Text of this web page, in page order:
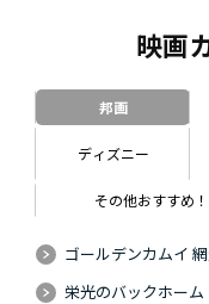
映画
邦画
ディズニー
その他おすすめ！
ゴールデンカムイ
栄光のバックホーム